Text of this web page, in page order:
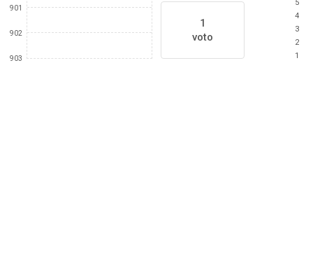
901
902
903
1
voto
5
4
3
2
1